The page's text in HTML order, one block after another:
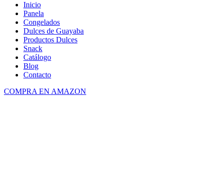
Inicio
Panela
Congelados
Dulces de Guayaba
Productos Dulces
Snack
Catálogo
Blog
Contacto
COMPRA EN AMAZON